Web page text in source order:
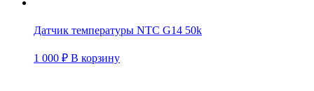
Датчик температуры NTC G14 50k
1 000 ₽ В корзину